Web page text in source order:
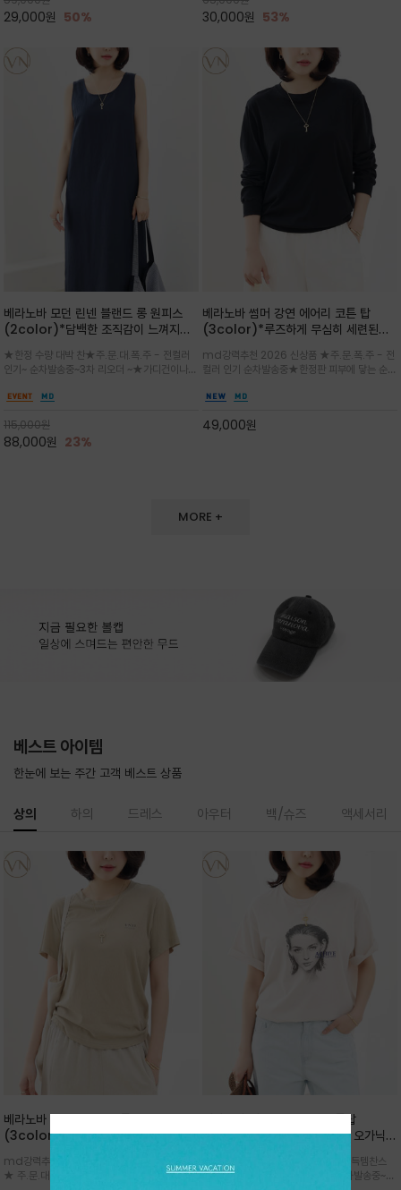
29,000원 50% 30,000원 53%
베라노바 모던 린넨 블랜드 롱 원피스
(2color)*담백한 조직감이 느껴지는
롱 원피스
★한정 수량 대박 찬★주.문.대.폭.주 - 전컬러
인기~ 순차발송중~3차 리오더 ~★가디건이나
도 손색이 없고,리조트룩까지 만능/답답하지 않
버하면서도 여리여리한 무
115,000원
88,000원 23%
베라노바 썸머 강연 에어리 코튼 탑
(3color)*루즈하게 무심히 세련된핏/
품은 시원함: 우수한 통기성
md강력추천 2026 신상품 ★주.문.폭.주 - 전
컬러 인기 순차발송중★한정판 피부에 닿는 순간
한 터치감~★여름에 오히려 이런티을 입으셔야
을 즐기실수 있습니다^^
49,000원
MORE +
베스트 아이템
한눈에 보는 주간 고객 베스트 상품
베라노바 심플 VN13 코튼탑
(3color)*썸머 바이오 강연/ 스판 너
더더기 없이 깔끔한 무드가 매력적인
VN13 코튼 티셔츠
md강력추천 2026 신상품 ★한정 대박 세일
★ 주.문.대.폭.주 - 전컬러 인기~순차발송중
베라노바 어반 우먼 강연 코튼탑
(2color) *한여름 내내 입는 오가닉
워크 (Line Work) & 스케치/감각적
인 아트워크 프린트가 시선을 끄는 루즈
md강력추천 2026 신상품 ★대박 득템찬스
~~ 주.문.대.폭.주 - 전컬러 인기~순차발송중~★
상의 하의 드레스 아우터 백/슈즈 액세서리